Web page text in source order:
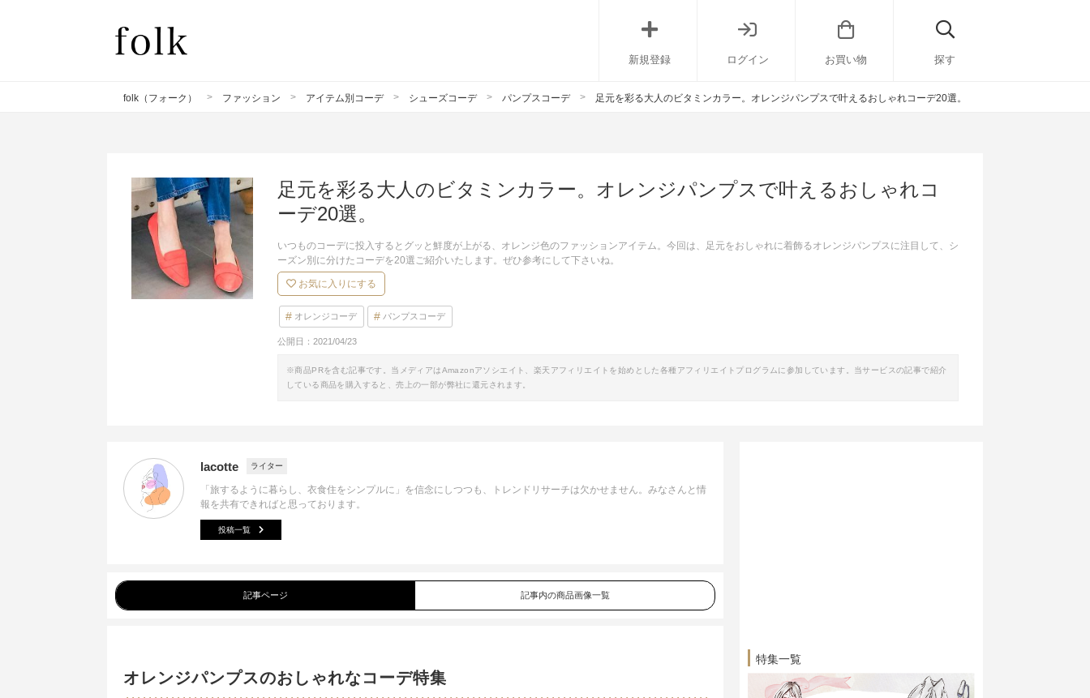
新規登録 ログイン お買い物 探す
folk（フォーク） ファッション アイテム別コーデ シューズコーデ パンプスコーデ 足元を彩る大人のビタミンカラー。オレンジパンプスで叶えるおしゃれコーデ20選。
足元を彩る大人のビタミンカラー。オレンジパンプスで叶えるおしゃれコ
ーデ20選。
いつものコーデに投入するとグッと鮮度が上がる、オレンジ色のファッションアイテム。今回は、足元をおしゃれに着飾るオレンジパンプスに注目して、シ
ーズン別に分けたコーデを20選ご紹介いたします。ぜひ参考にして下さいね。
お気に入りにする
オレンジコーデ パンプスコーデ
公開日： 2021/04/23
※商品PRを含む記事です。当メディアはAmazonアソシエイト、楽天アフィリエイトを始めとした各種アフィリエイトプログラムに参加しています。当サービスの記事で紹介
している商品を購入すると、売上の一部が弊社に還元されます。
lacotte ライター
「旅するように暮らし、衣食住をシンプルに」を信念にしつつも、トレンドリサーチは欠かせません。みなさんと情
報を共有できればと思っております。
投稿一覧
記事ページ 記事内の商品画像一覧
オレンジパンプスのおしゃれなコーデ特集
特集一覧